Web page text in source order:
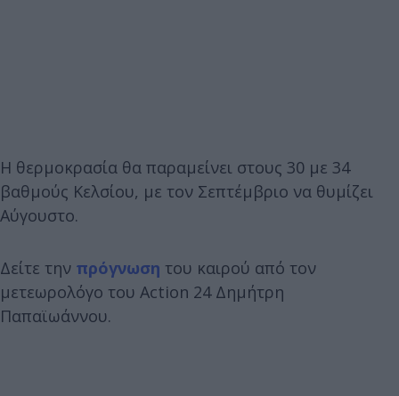
Η θερμοκρασία θα παραμείνει στους 30 με 34
βαθμούς Κελσίου, με τον Σεπτέμβριο να θυμίζει
Αύγουστο.
Δείτε την πρόγνωση του καιρού από τον
μετεωρολόγο του Action 24 Δημήτρη
Παπαϊωάννου.